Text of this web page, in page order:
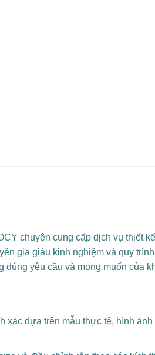
chuyên cung cấp dịch vụ thiết
gia giàu kinh nghiệm và quy
yêu cầu và mong muốn của
xác dựa trên mẫu thực tế, hình